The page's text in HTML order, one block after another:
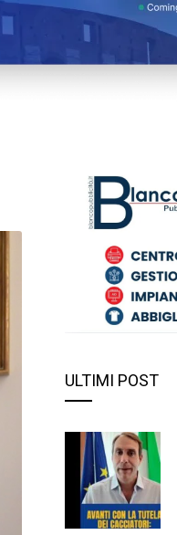
ULTIMI POST